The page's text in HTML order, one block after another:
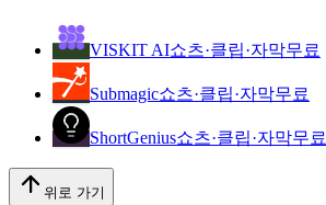
VISKIT AI쇼츠·클립·자막무료
Submagic쇼츠·클립·자막무료
ShortGenius쇼츠·클립·자막무료
위로 가기